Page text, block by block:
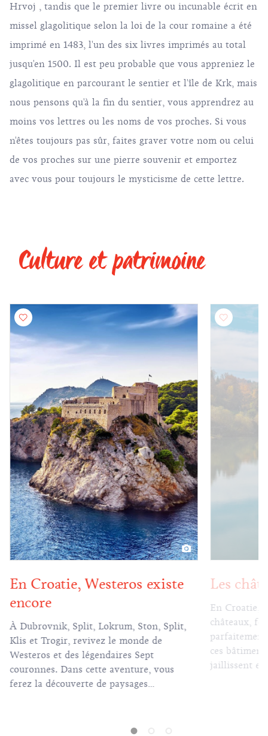
Hrvoj , tandis que le premier livre ou incunable écrit en
missel glagolitique selon la loi de la cour romaine a été
imprimé en 1483, l'un des six livres imprimés au total
jusqu'en 1500. Il est peu probable que vous appreniez le
glagolitique en parcourant le sentier et l'île de Krk, mais
nous pensons qu'à la fin du sentier, vous apprendrez au
moins vos lettres ou les noms de vos proches. Si vous
n'êtes toujours pas sûr, faites graver votre nom ou celui
de vos proches sur une pierre souvenir et emportez
avec vous pour toujours le mysticisme de cette lettre.
Culture et patrimoine
En Croatie, Westeros existe
encore
À Dubrovnik, Split, Lokrum, Ston, Split,
Klis et Trogir, revivez le monde de
Westeros et des légendaires Sept
couronnes. Dans cette aventure, vous
ferez la découverte de paysages
Les
En Croatie,
châteaux,
parfaitement
ces
jaillissent et